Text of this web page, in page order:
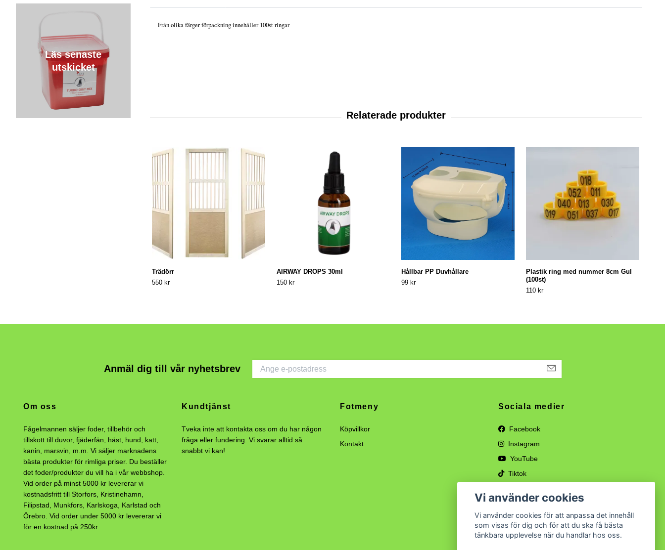
Läs senaste
utskicket
Från olika färger förpackning innehåller 100st ringar
Trädörr
550 kr
AIRWAY DROPS 30ml
150 kr
Hållbar PP Duvhållare
99 kr
Plastik ring med nummer 8cm Gul
(100st)
110 kr
Anmäl dig till vår nyhetsbrev
Om oss
Fågelmannen säljer foder, tillbehör och
tillskott till duvor, fjäderfän, häst, hund, katt,
kanin, marsvin, m.m. Vi säljer marknadens
bästa produkter för rimliga priser. Du beställer
det foder/produkter du vill ha i vår webbshop.
Vid order på minst 5000 kr levererar vi
kostnadsfritt till Storfors, Kristinehamn,
Filipstad, Munkfors, Karlskoga, Karlstad och
Örebro. Vid order under 5000 kr levererar vi
för en kostnad på 250kr.
Kundtjänst
Tveka inte att kontakta oss om du har någon
fråga eller fundering. Vi svarar alltid så
snabbt vi kan!
Fotmeny
Köpvillkor
Kontakt
Sociala medier
Facebook
Instagram
YouTube
Tiktok
Vi använder cookies
Vi använder cookies för att anpassa det innehåll
som visas för dig och för att du ska få bästa
tänkbara upplevelse när du handlar hos oss.